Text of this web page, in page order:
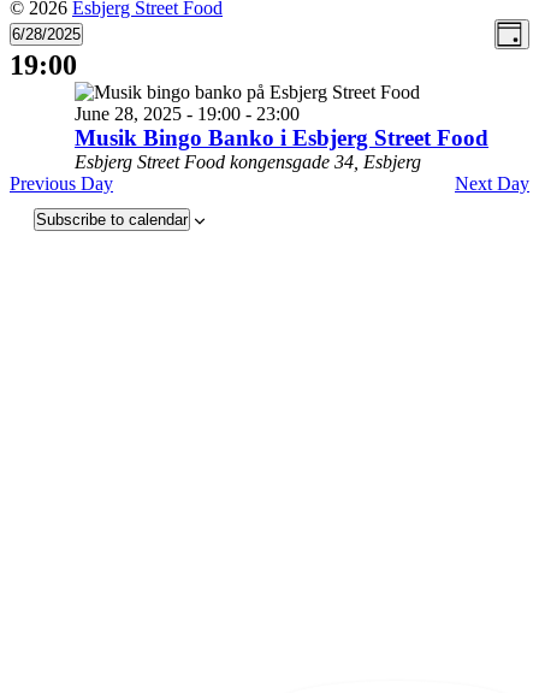
© 2026 Esbjerg Street Food
Day
6/28/2025
Select
date.
19:00
June 28, 2025 - 19:00 - 23:00
Musik Bingo Banko i Esbjerg Street Food
Esbjerg Street Food kongensgade 34, Esbjerg
Previous Day
Next Day
Subscribe to calendar